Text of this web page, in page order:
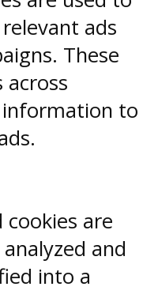
ads
These
across
to
are
and
into a